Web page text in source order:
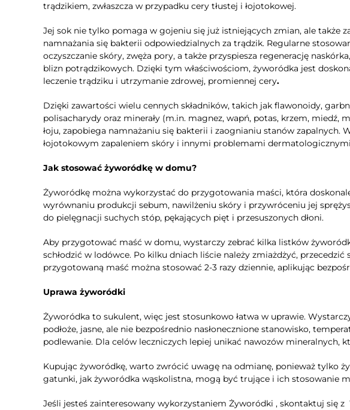
trądzikiem, zwłaszcza w przypadku cery tłustej i łojotokowej.
Jej sok nie tylko pomaga w gojeniu się już istniejących zmian, ale także
namnażania się bakterii odpowiedzialnych za trądzik. Regularne
oczyszczanie skóry, zwęża pory, a także przyspiesza regenerację
blizn potrądzikowych. Dzięki tym właściwościom, żyworódka jest
leczenie trądziku i utrzymanie zdrowej, promiennej cery.
Dzięki zawartości wielu cennych składników, takich jak flawonoidy,
polisacharydy oraz minerały (m.in. magnez, wapń, potas, krzem, miedź,
łoju, zapobiega namnażaniu się bakterii i zaognianiu stanów zapalnych.
łojotokowym zapaleniem skóry i innymi problemami
Jak stosować żyworódkę w domu?
Żyworódkę można wykorzystać do przygotowania maści, która
wyrównaniu produkcji sebum, nawilżeniu skóry i przywróceniu jej
do pielęgnacji suchych stóp, pękających pięt i przesuszonych dłoni.
Aby przygotować maść w domu, wystarczy zebrać kilka listków
schłodzić w lodówce. Po kilku dniach liście należy zmiażdżyć,
przygotowaną maść można stosować 2-3 razy dziennie, aplikując
Uprawa żyworódki
Żyworódka to sukulent, więc jest stosunkowo łatwa w uprawie.
podłoże, jasne, ale nie bezpośrednio nasłonecznione stanowisko,
podlewanie. Dla celów leczniczych lepiej unikać nawozów mineralnych,
Kupując żyworódkę, warto zwrócić uwagę na odmianę, ponieważ tylko
gatunki, jak żyworódka wąskolistna, mogą być trujące i ich stosowanie
Jeśli jesteś zainteresowany wykorzystaniem Żyworódki , skontaktuj się